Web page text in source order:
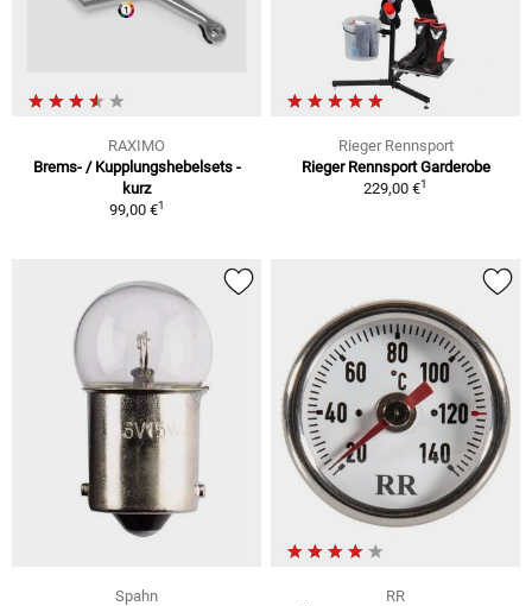
RAXIMO
Brems- / Kupplungshebelsets -
kurz
99,00 €1
Rieger Rennsport
Rieger Rennsport Garderobe
229,00 €1
Spahn
RR